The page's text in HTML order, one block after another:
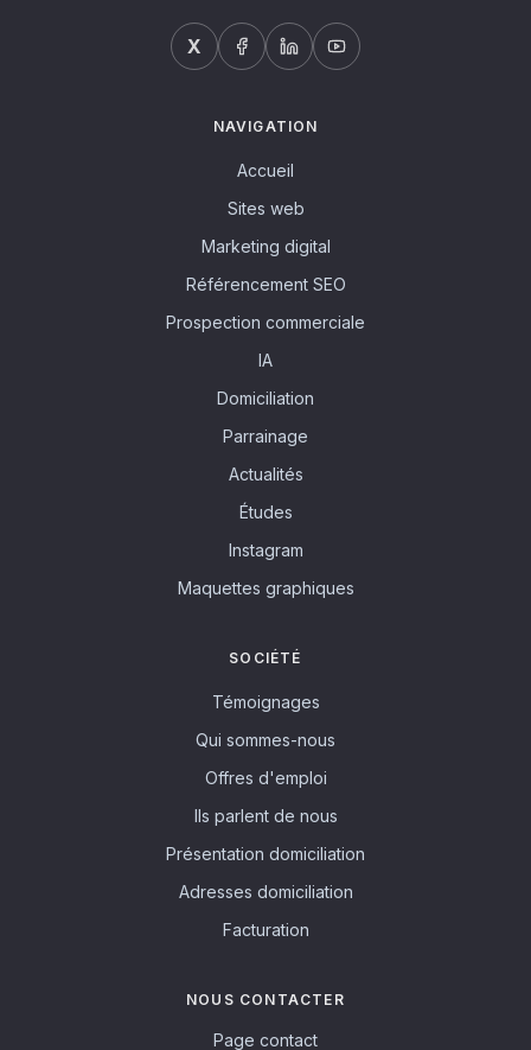
X
NAVIGATION
Accueil
Sites web
Marketing digital
Référencement SEO
Prospection commerciale
IA
Domiciliation
Parrainage
Actualités
Études
Instagram
Maquettes graphiques
SOCIÉTÉ
Témoignages
Qui sommes-nous
Offres d'emploi
Ils parlent de nous
Présentation domiciliation
Adresses domiciliation
Facturation
NOUS CONTACTER
Page contact